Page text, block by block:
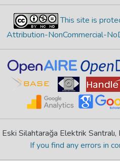
This site is
Attribution-NonCommercial-
Eski Silahtarağa Elektrik
If you find any errors in